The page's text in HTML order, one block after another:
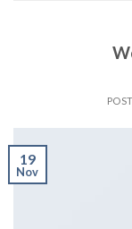
19
Nov